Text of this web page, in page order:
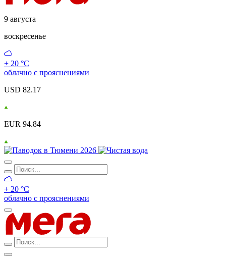
9 августа
воскресенье
+ 20 °С
облачно с прояснениями
USD 82.17
EUR 94.84
+ 20 °С
облачно с прояснениями